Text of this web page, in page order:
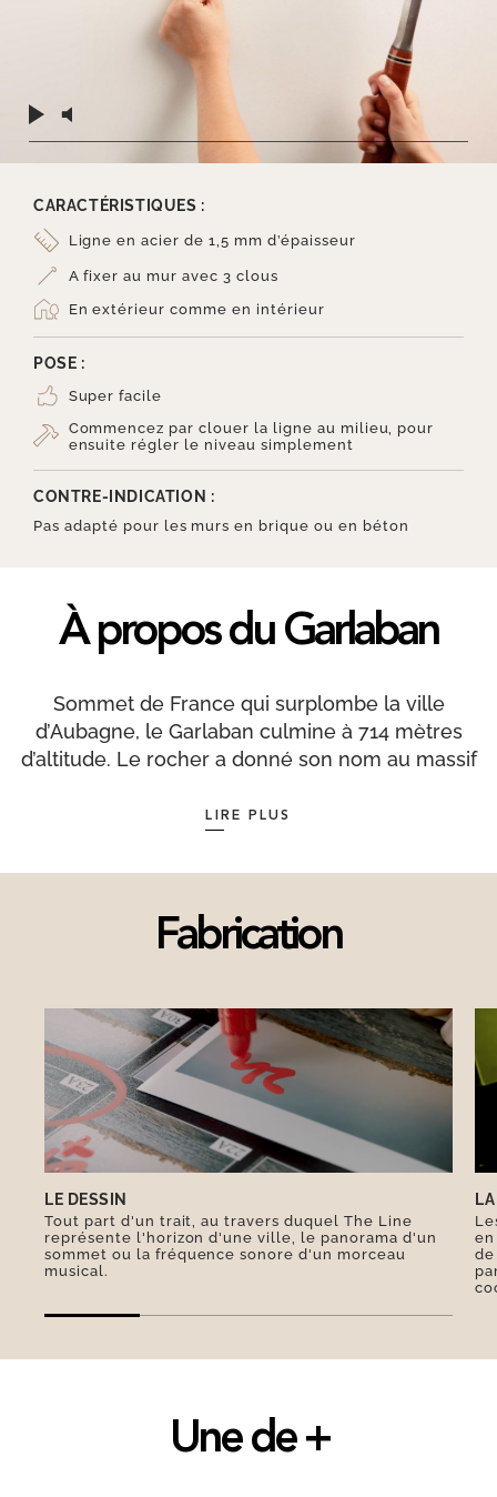
CARACTÉRISTIQUES :
Ligne en acier de 1,5 mm d’épaisseur
A fixer au mur avec 3 clous
En extérieur comme en intérieur
POSE :
Super facile
Commencez par clouer la ligne au milieu, pour
ensuite régler le niveau simplement
CONTRE-INDICATION :
Pas adapté pour les murs en brique ou en béton
À propos du Garlaban
Sommet de France qui surplombe la ville
d’Aubagne, le Garlaban culmine à 714 mètres
d’altitude. Le rocher a donné son nom au massif
(731m). Autrefois repère pour les marins
visible depuis les Autoroutes de Toulon et d’Aix
nord, 5° 33′ 13″ est. Terrain de jeu des vacances
de Marcel Pagnol, l’écrivain s’y attarde dans
conclure : ce n’est donc pas une montagne, mais
ce n’est plus une colline : c’est Garlaban. Il vous
faudra deux heures pour réaliser son ascension
en empruntant le sentier des Dansaires et
admirer, de là-haut Marseille, la Sainte Baume et
la mer bien sûr !
LIRE PLUS
Fabrication
LE DESSIN
Tout part d'un trait, au travers duquel The Line
représente l'horizon d'une ville, le panorama d'un
sommet ou la fréquence sonore d'un morceau
musical.
Une de +